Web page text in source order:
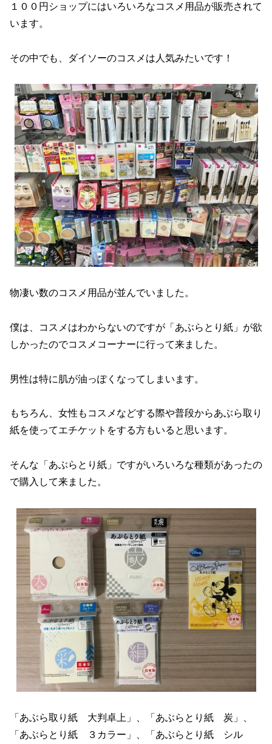
１００円ショップにはいろいろなコスメ用品が販売されて
います。
その中でも、ダイソーのコスメは人気みたいです！
物凄い数のコスメ用品が並んでいました。
僕は、コスメはわからないのですが「あぶらとり紙」が欲
しかったのでコスメコーナーに行って来ました。
男性は特に肌が油っぽくなってしまいます。
もちろん、女性もコスメなどする際や普段からあぶら取り
紙を使ってエチケットをする方もいると思います。
そんな「あぶらとり紙」ですがいろいろな種類があったの
で購入して来ました。
「あぶら取り紙 大判卓上」、「あぶらとり紙 炭」、
「あぶらとり紙 ３カラー」、「あぶらとり紙 シル